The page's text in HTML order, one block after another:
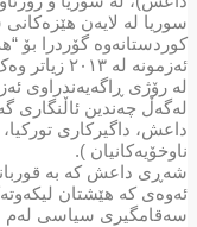
سوریا لە لایەن
کوردستانەوە گۆردرا بۆ
ئەزمونە لە ٢٠١٣ زیاتر وەک ئەزموونی خۆبەڕێوەبەری ڕاگەیندرا.
لە رۆژی ڕاگەیەندراوی
لەگەڵ چەندین ئاڵنگاری
داعش، داگیرکاری
ناوخۆیەکانیان ).
شەڕی داعش کە بە
ئەوەی کە هێشتان
سەقامگیری سیاسی لەم